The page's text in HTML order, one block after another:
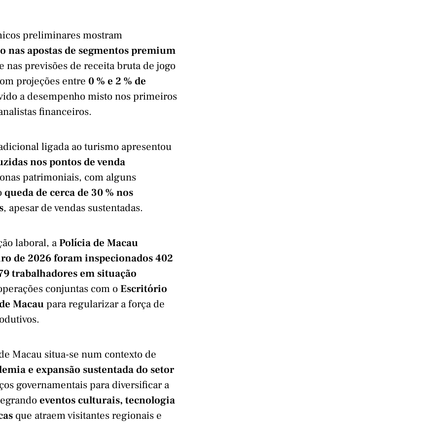
preliminares mostram
nas apostas de segmentos premium
nas previsões de receita bruta de jogo
projeções entre 0 % e 2 % de
a desempenho misto nos primeiros
financeiros.
ligada ao turismo apresentou
nos pontos de venda
patrimoniais, com alguns
queda de cerca de 30 % nos
, apesar de vendas sustentadas.
laboral, aPolícia de Macau
de 2026 foram inspecionados 402
trabalhadores em situação
conjuntas com oEscritório
Macaupara regularizar a força de
Macau situa-se num contexto de
e expansão sustentada do setor
governamentais para diversificar a
eventos culturais, tecnologia
que atraem visitantes regionais e